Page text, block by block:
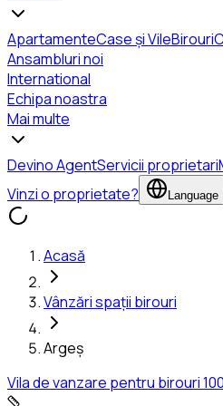
ApartamenteCase și VileBirouri
Ansambluri noi
International
Echipa noastra
Mai multe
Devino AgentServicii proprietari
Vinzi o proprietate?
Language
Acasă
Vânzări spații birouri
Argeș
Vila de vanzare pentru birouri